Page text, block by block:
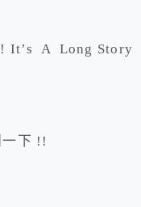
It’s A Long Story
下 !!